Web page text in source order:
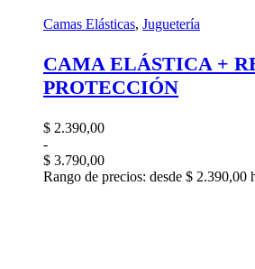
Camas Elásticas, Juguetería
CAMA ELÁSTICA +
PROTECCIÓN
$ 2.390,00
-
$ 3.790,00
Rango de precios: desde $ 2.390,00